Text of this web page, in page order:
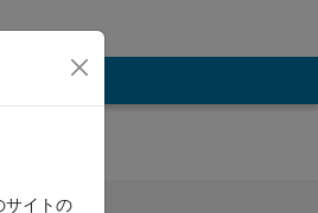
サイトの